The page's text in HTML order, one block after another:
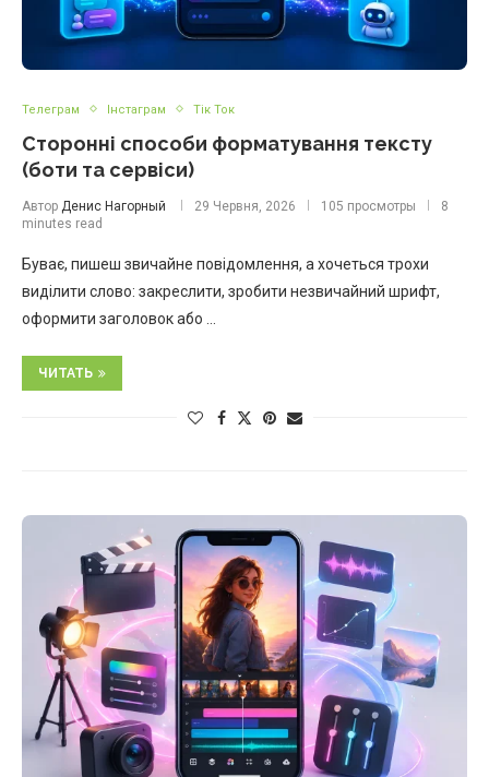
Телеграм Інстаграм Тік Ток
Сторонні способи форматування тексту
(боти та сервіси)
Автор Денис Нагорный 29 Червня, 2026 105 просмотры
8
minutes read
Буває, пишеш звичайне повідомлення, а хочеться трохи
виділити слово: закреслити, зробити незвичайний шрифт,
оформити заголовок або …
ЧИТАТЬ